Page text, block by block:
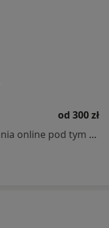
od 300 zł
Specjalista nie oferuje umawiania online pod tym adresem.